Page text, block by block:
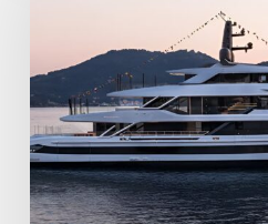
199
stopa
najveća
je
do
sada